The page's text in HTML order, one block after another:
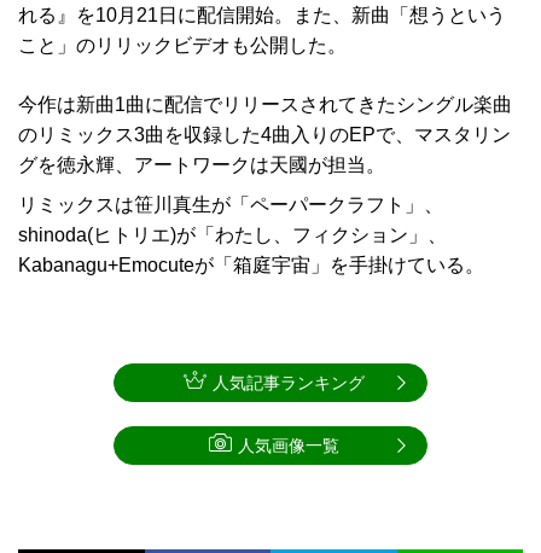
れる』を10月21日に配信開始。また、新曲「想うという
こと」のリリックビデオも公開した。
今作は新曲1曲に配信でリリースされてきたシングル楽曲
のリミックス3曲を収録した4曲入りのEPで、マスタリン
グを徳永輝、アートワークは天國が担当。
リミックスは笹川真生が「ペーパークラフト」、
shinoda(ヒトリエ)が「わたし、フィクション」、
Kabanagu+Emocuteが「箱庭宇宙」を手掛けている。
人気記事ランキング
人気画像一覧